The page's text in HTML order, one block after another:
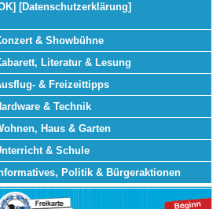
[Datenschutzerklärung]
& Showbühne
Literatur & Lesung
& Freizeittipps
& Technik
Haus & Garten
& Schule
Politik & Bürgeraktionen